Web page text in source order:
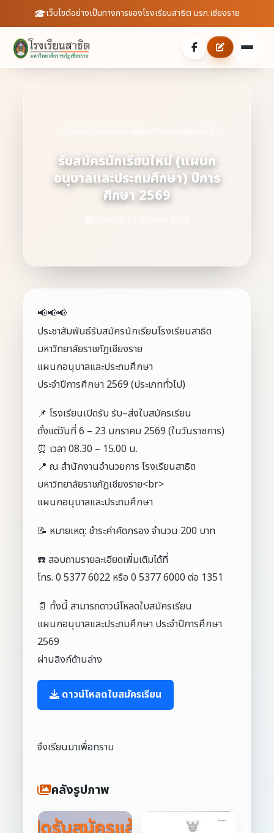
เว็บไซต์อย่างเป็นทางการของโรงเรียนสาธิต มรภ.เชียงราย
ประวัติความเป็นมา
บุคลากร
ประชาสัมพันธ์
ข่าวสารจากโรงเรียน
สายตรงผู้อำนวยการ
รับสมัครนักเรียนใหม่ (แผนก
อนุบาลและประถมศึกษา) ปีการ
ศึกษา 2569
📢📢📢
ประชาสัมพันธ์รับสมัครนักเรียนโรงเรียนสาธิต
มหาวิทยาลัยราชภัฏเชียงราย
แผนกอนุบาลและประถมศึกษา
ประจำปีการศึกษา 2569 (ประเภททั่วไป)
📌 โรงเรียนเปิดรับ รับ–ส่งใบสมัครเรียน
ตั้งแต่วันที่ 6 – 23 มกราคม 2569 (ในวันราชการ)
⏰ เวลา 08.30 – 15.00 น.
📍 ณ สำนักงานอำนวยการ โรงเรียนสาธิต
มหาวิทยาลัยราชภัฏเชียงราย<br>
แผนกอนุบาลและประถมศึกษา
📝 หมายเหตุ: ชำระค่าคัดกรอง จำนวน 200 บาท
☎️ สอบถามรายละเอียดเพิ่มเติมได้ที่
โทร. 0 5377 6022 หรือ 0 5377 6000 ต่อ 1351
📄 ทั้งนี้ สามารถดาวน์โหลดใบสมัครเรียน
แผนกอนุบาลและประถมศึกษา ประจำปีการศึกษา
2569
ผ่านลิงก์ด้านล่าง
ดาวน์โหลดใบสมัครเรียน
จึงเรียนมาเพื่อทราบ
คลังรูปภาพ